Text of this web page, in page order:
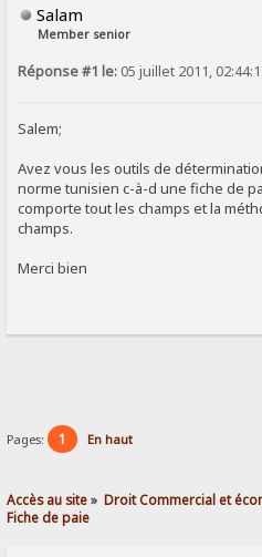
Salam
Member senior
Réponse #1 le: 05 juillet 2011,
Salem;
Avez vous les outils de
norme tunisien c-à-d une fiche de
comporte tout les champs et la
champs.
Merci bien
Pages: 1 En haut
Accès au site» Droit Commercial et
Fiche de paie